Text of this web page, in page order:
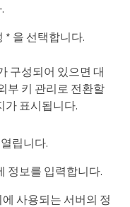
* 을 선택합니다.
구성되어 있으면 대
부 키 관리로 전환할
가 표시됩니다.
립니다.
정보를 입력합니다.
사용되는 서버의 정